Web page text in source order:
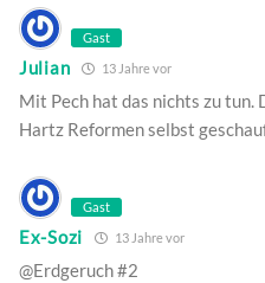
Gast
Julian 13 Jahre vor
Mit Pech hat das nichts zu tun.
Hartz Reformen selbst
Gast
Ex-Sozi 13 Jahre vor
@Erdgeruch #2